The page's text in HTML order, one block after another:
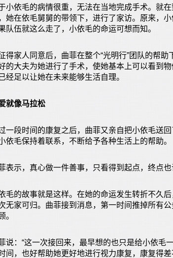
依毛的病情很重，无法在当地完成手术。就在
她在依毛舅舅的带领下，进行了家访。原来，
队伍就这么走了，小依毛的命运可想而知。
家人同意后，曲菲在整个“光明行”团队的帮助
的大夫为她进行了手术，使她基本上可以看到
经足以让她在未来能够生活自理。
就像马拉松
段时间的康复之后，曲菲又亲自把小依毛送回
依毛保持着联系，不断给予各种生活上的帮助。
示，真心做一件善事，只看得到起点，终点也
的故事就是这样。在她的命运发生转折不久后
无家可归。曲菲接到消息，第一时间推掉所有
。
：“这一次接回来，最早想的也只是给小依毛
间，也好帮助她更好地进行视力康复，康复得